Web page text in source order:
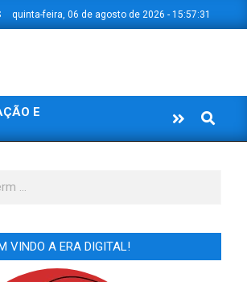
quinta-feira, 06 de agosto de 2026 - 15:57:32
E
Search
VINDO A ERA DIGITAL!